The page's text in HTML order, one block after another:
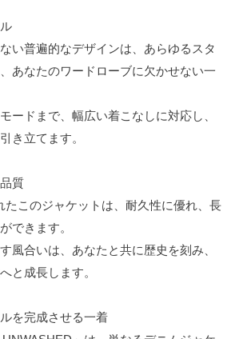
い普遍的なデザインは、あらゆるスタ
あなたのワードローブに欠かせない一
ードまで、幅広い着こなしに対応し、
き立てます。
質
たこのジャケットは、耐久性に優れ、長
できます。
風合いは、あなたと共に歴史を刻み、
と成長します。
を完成させる一着